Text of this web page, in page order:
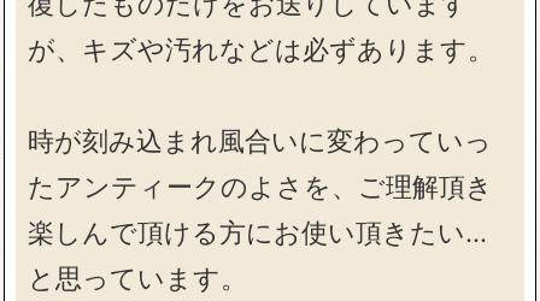
が、キズや汚れなどは必ずあります。
時が刻み込まれ風合いに変わっていっ
たアンティークのよさを、ご理解頂き
楽しんで頂ける方にお使い頂きたい…
と思っています。